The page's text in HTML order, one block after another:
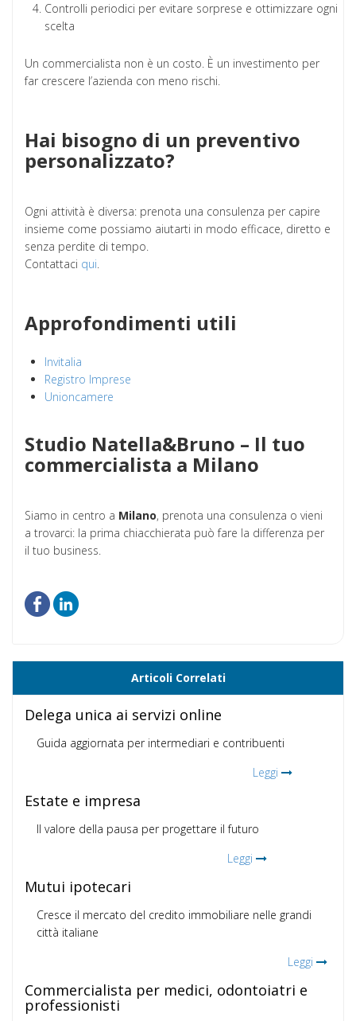
Controlli periodici per evitare sorprese e ottimizzare ogni
scelta
Un commercialista non è un costo. È un investimento per
far crescere l’azienda con meno rischi.
Hai bisogno di un preventivo
personalizzato?
Ogni attività è diversa: prenota una consulenza per capire
insieme come possiamo aiutarti in modo efficace, diretto e
senza perdite di tempo.
Contattaci qui.
Approfondimenti utili
Invitalia
Registro Imprese
Unioncamere
Studio Natella&Bruno – Il tuo
commercialista a Milano
Siamo in centro a Milano, prenota una consulenza o vieni
a trovarci: la prima chiacchierata può fare la differenza per
il tuo business.
Articoli Correlati
Delega unica ai servizi online
Guida aggiornata per intermediari e contribuenti
Leggi
Estate e impresa
Il valore della pausa per progettare il futuro
Leggi
Mutui ipotecari
Cresce il mercato del credito immobiliare nelle grandi
città italiane
Leggi
Commercialista per medici, odontoiatri e
professionisti